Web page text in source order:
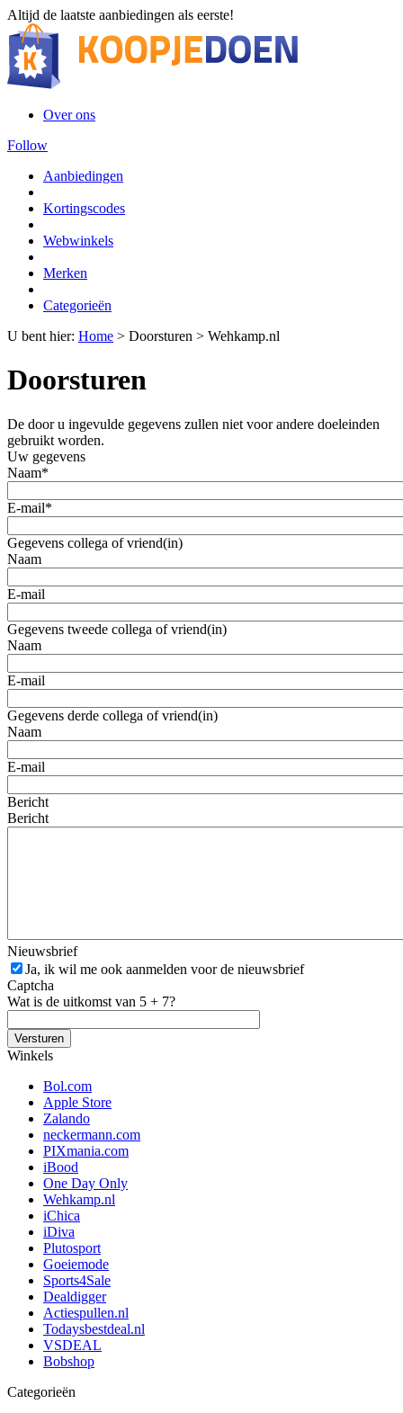
Altijd de laatste aanbiedingen als eerste!
Over ons
Follow
Aanbiedingen
Kortingscodes
Webwinkels
Merken
Categorieën
U bent hier: Home > Doorsturen > Wehkamp.nl
Doorsturen
De door u ingevulde gegevens zullen niet voor andere doeleinden
gebruikt worden.
Uw gegevens
Naam*
E-mail*
Gegevens collega of vriend(in)
Naam
E-mail
Gegevens tweede collega of vriend(in)
Naam
E-mail
Gegevens derde collega of vriend(in)
Naam
E-mail
Bericht
Bericht
Nieuwsbrief
Ja, ik wil me ook aanmelden voor de nieuwsbrief
Captcha
Wat is de uitkomst van 5 + 7?
Winkels
Bol.com
Apple Store
Zalando
neckermann.com
PIXmania.com
iBood
One Day Only
Wehkamp.nl
iChica
iDiva
Plutosport
Goeiemode
Sports4Sale
Dealdigger
Actiespullen.nl
Todaysbestdeal.nl
VSDEAL
Bobshop
Categorieën